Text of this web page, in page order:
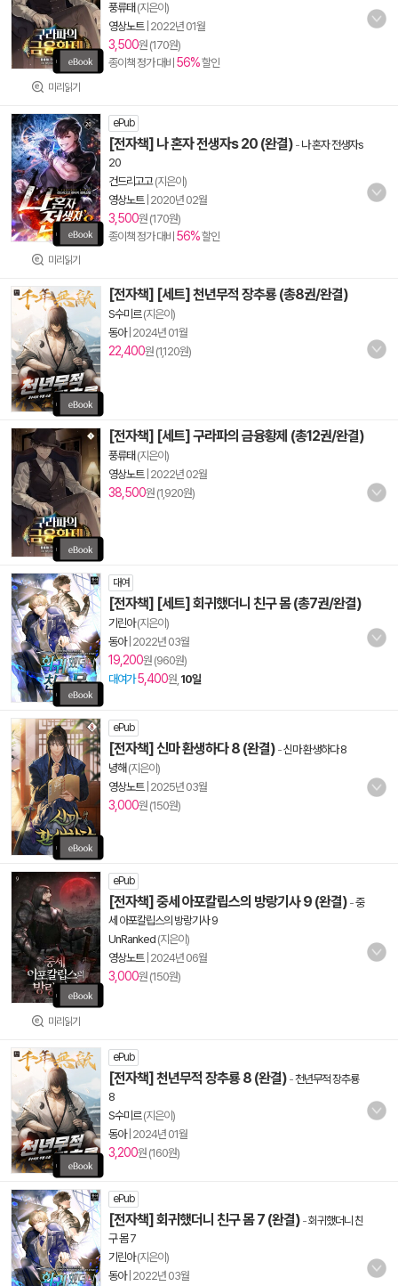
미리읽기
풍류태 (지은이)
영상노트| 2022년 01월
3,500원 (170원)
종이책 정가 대비 56%할인
미리읽기
ePub
[전자책] 나 혼자 전생자s 20 (완결) - 나 혼자 전생자s
20
건드리고고(지은이)
영상노트| 2020년 02월
3,500원 (170원)
종이책 정가 대비 56%할인
[전자책] [세트] 천년무적 장추룡 (총8권/완결)
S수미르(지은이)
동아| 2024년 01월
22,400원 (1,120원)
[전자책] [세트] 구라파의 금융황제 (총12권/완결)
풍류태 (지은이)
영상노트| 2022년 02월
38,500원 (1,920원)
대여
[전자책] [세트] 회귀했더니 친구 몸 (총7권/완결)
기린아(지은이)
동아| 2022년 03월
19,200원 (960원)
대여가 5,400원, 10일
ePub
[전자책] 신마 환생하다 8 (완결) -신마 환생하다 8
녕해 (지은이)
영상노트| 2025년 03월
3,000원 (150원)
미리읽기
ePub
[전자책] 중세 아포칼립스의 방랑기사 9 (완결) -중
세 아포칼립스의 방랑기사 9
UnRanked (지은이)
영상노트| 2024년 06월
3,000원 (150원)
ePub
[전자책] 천년무적 장추룡 8 (완결) -천년무적 장추룡
8
S수미르(지은이)
동아| 2024년 01월
3,200원 (160원)
ePub
[전자책] 회귀했더니 친구 몸 7 (완결) -회귀했더니 친
구 몸 7
기린아(지은이)
동아| 2022년 03월